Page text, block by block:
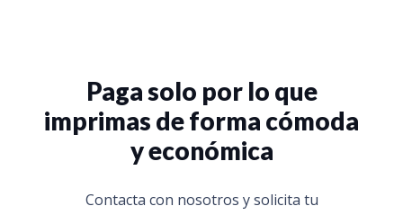
Paga solo por lo que
imprimas de forma cómoda
y económica
Contacta con nosotros y solicita tu